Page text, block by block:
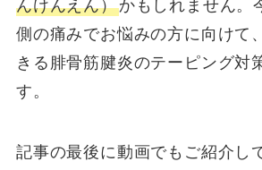
んけんえん）かもしれません。
側の痛みでお悩みの方に向けて
きる腓骨筋腱炎のテーピング対
す。
記事の最後に動画でもご紹介し